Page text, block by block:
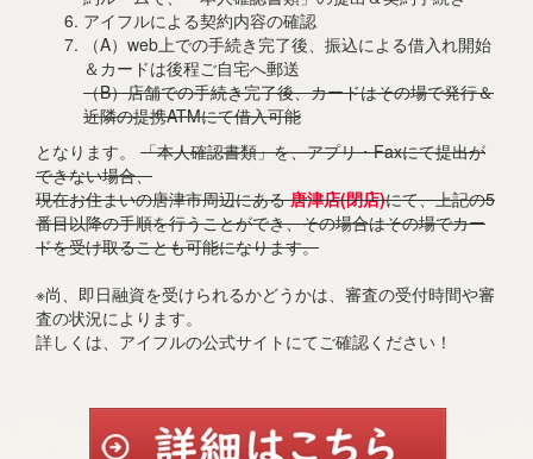
アイフルによる契約内容の確認
（A）web上での手続き完了後、振込による借入れ開始
＆カードは後程ご自宅へ郵送
（B）店舗での手続き完了後、カードはその場で発行＆
近隣の提携ATMにて借入可能
となります。 「本人確認書類」を、アプリ・Faxにて提出が
できない場合、
現在お住まいの唐津市周辺にある唐津店(閉店)にて、上記の5
番目以降の手順を行うことができ、その場合はその場でカー
ドを受け取ることも可能になります。
※尚、即日融資を受けられるかどうかは、審査の受付時間や審
査の状況によります。
詳しくは、アイフルの公式サイトにてご確認ください！